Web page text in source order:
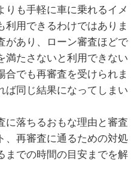
りも手軽に車に乗れるイメ
用できるわけではありま
があり、ローン審査ほどで
満たさないと利用できない
でも再審査を受けられま
ば同じ結果になってしまい
に落ちるおもな理由と審査
、再審査に通るための対処
までの時間の目安までを解